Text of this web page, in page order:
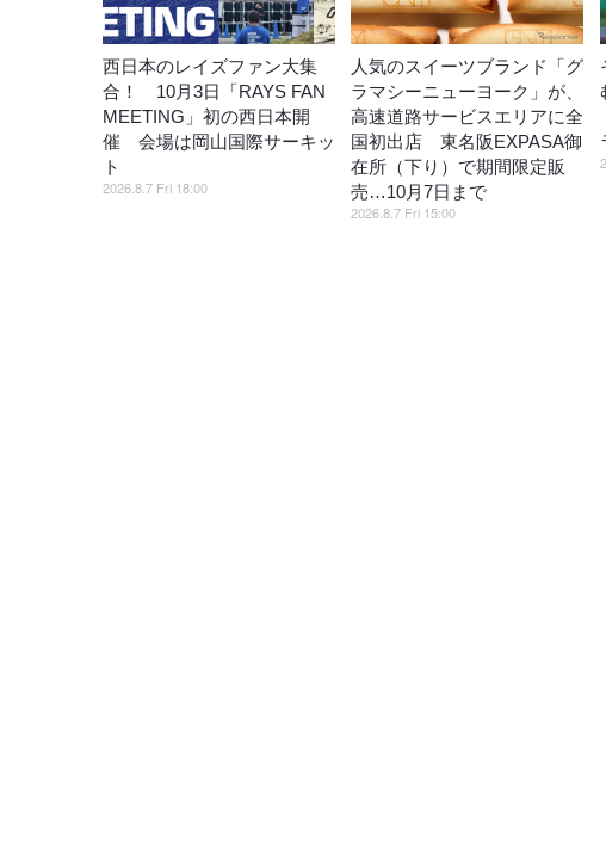
西日本のレイズファン大集
合！ 10月3日「RAYS FAN
MEETING」初の西日本開
催 会場は岡山国際サーキッ
ト
2026.8.7 Fri 18:00
人気のスイーツブランド「グ
ラマシーニューヨーク」が、
高速道路サービスエリアに全
国初出店 東名阪EXPASA御
在所（下り）で期間限定販
売…10月7日まで
2026.8.7 Fri 15:00